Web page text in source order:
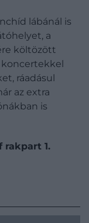
lábánál is
a
költözött
ráadásul
az extra
is
rakpart 1.